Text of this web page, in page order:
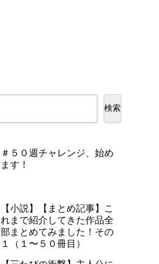
検索
＃５０週チャレンジ、始め
ます！
【小説】【まとめ記事】こ
れまで紹介してきた作品全
部まとめてみました！その
１（１〜５０冊目）